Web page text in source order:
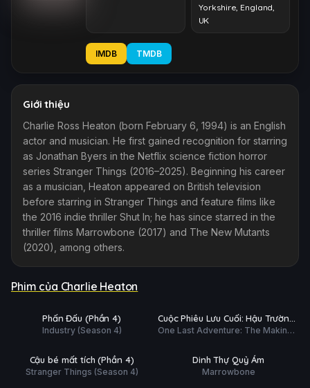
Yorkshire, England,
UK
IMDB TMDB
Giới thiệu
Charlie Ross Heaton (born February 6, 1994) is an English
actor and musician. He first gained recognition for starring
as Jonathan Byers in the Netflix science fiction horror
series Stranger Things (2016–2025). Beginning his career
as a musician, Heaton appeared on British television
before starring in Stranger Things and feature films like
the 2016 indie thriller Shut In; he has since starred in the
thriller films Marrowbone (2017) and The New Mutants
(2020), among others.
Phim của Charlie Heaton
tất (8/8)
Phấn Đấu (Phần 4)
Industry (Season 4)
HD
Cuộc Phiêu Lưu Cuối: Hậu Trường
Cậu Bé Mất Tích 5
One Last Adventure: The Making
Cậu bé mất tích (Phần 4)
Stranger Things (Season 4)
Phim Lẻ
Dinh Thự Quỷ Ám
Marrowbone